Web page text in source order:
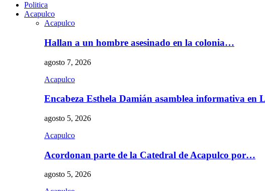
Politica
Acapulco
Acapulco
Hallan a un hombre asesinado en la colonia…
agosto 7, 2026
Acapulco
Encabeza Esthela Damián asamblea informativa
agosto 5, 2026
Acapulco
Acordonan parte de la Catedral de Acapulco por…
agosto 5, 2026